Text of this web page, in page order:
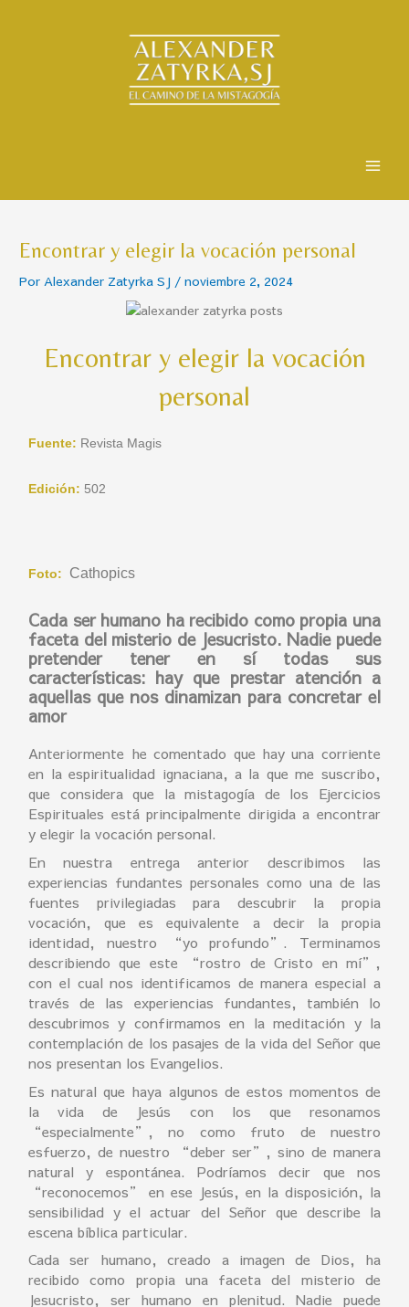
Menu
Encontrar y elegir la vocación personal
PorAlexander Zatyrka SJ /noviembre 2, 2024
Encontrar y elegir la vocación
personal
Fuente: Revista Magis
Edición: 502
Foto: Cathopics
Cada ser humano ha recibido como propia una
faceta del misterio de Jesucristo. Nadie puede
pretender tener en sí todas sus
características: hay que prestar atención a
aquellas que nos dinamizan para concretar el
amor
Anteriormente he comentado que hay una corriente
en la espiritualidad ignaciana, a la que me suscribo,
que considera que la mistagogía de los Ejercicios
Espirituales está principalmente dirigida a encontrar
y elegir la vocación personal.
En nuestra entrega anterior describimos las
experiencias fundantes personales como una de las
fuentes privilegiadas para descubrir la propia
vocación, que es equivalente a decir la propia
identidad, nuestro “yo profundo”. Terminamos
describiendo que este “rostro de Cristo en mí”,
con el cual nos identificamos de manera especial a
través de las experiencias fundantes, también lo
descubrimos y confirmamos en la meditación y la
contemplación de los pasajes de la vida del Señor que
nos presentan los Evangelios.
Es natural que haya algunos de estos momentos de
la vida de Jesús con los que resonamos
“especialmente”, no como fruto de nuestro
esfuerzo, de nuestro “deber ser”, sino de manera
natural y espontánea. Podríamos decir que nos
“reconocemos” en ese Jesús, en la disposición, la
sensibilidad y el actuar del Señor que describe la
escena bíblica particular.
Cada ser humano, creado a imagen de Dios, ha
recibido como propia una faceta del misterio de
Jesucristo, ser humano en plenitud. Nadie puede